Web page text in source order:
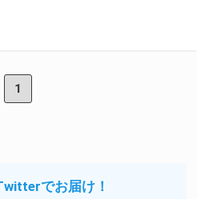
1
でお届け！